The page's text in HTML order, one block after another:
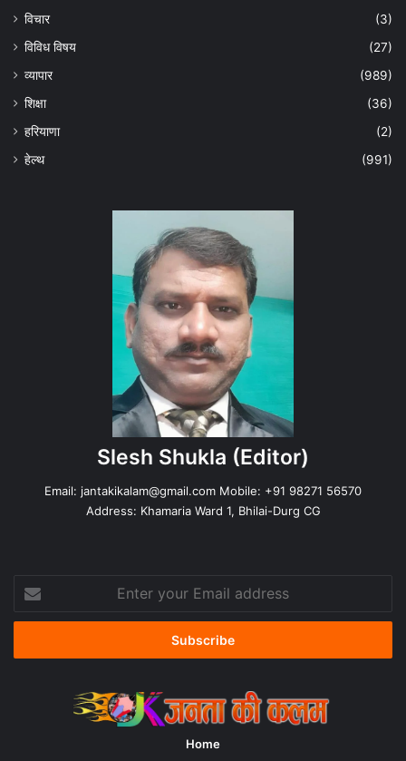
विचार
(3)
विविध विषय
(27)
व्यापार
(989)
शिक्षा
(36)
हरियाणा
(2)
हेल्‍थ
(991)
Slesh Shukla (Editor)
Email: jantakikalam@gmail.com Mobile: +91 98271 56570
Address: Khamaria Ward 1, Bhilai-Durg CG
your
Email
Home